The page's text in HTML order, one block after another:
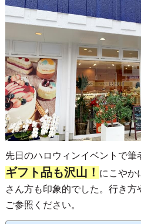
先日のハロウィンイベントで筆
ギフト品も沢山！ にこやか
さん方も印象的でした。行き
ご参照ください。